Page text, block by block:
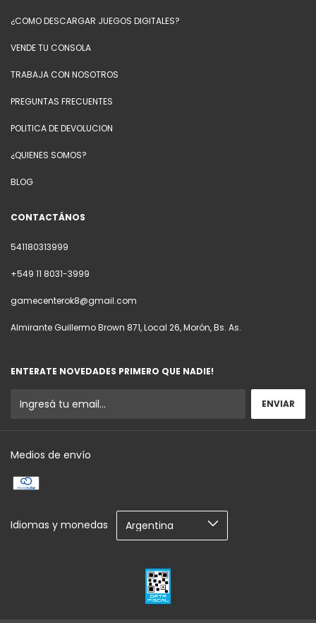
¿COMO DESCARGAR JUEGOS DIGITALES?
VENDE TU CONSOLA
TRABAJA CON NOSOTROS
PREGUNTAS FRECUENTES
POLITICA DE DEVOLUCION
¿QUIENES SOMOS?
BLOG
CONTACTÁNOS
541180313999
+549 11 8031-3999
gamecenterok8@gmail.com
Almirante Guillermo Brown 871, Local 26, Morón, Bs. As.
ENTERATE NOVEDADES PRIMERO QUE NADIE!
Medios de envío
Idiomas y monedas